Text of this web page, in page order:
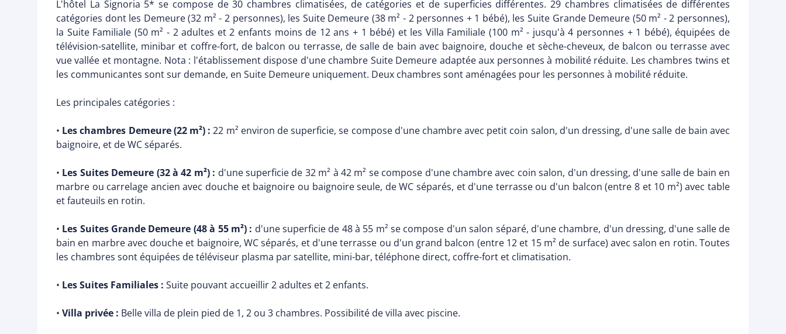
L'hôtel La Signoria 5* se compose de 30 chambres climatisées, de catégories et de superficies différentes. 29 chambres climatisées de différentes
catégories dont les Demeure (32 m² - 2 personnes), les Suite Demeure (38 m² - 2 personnes + 1 bébé), les Suite Grande Demeure (50 m² - 2 personnes),
la Suite Familiale (50 m² - 2 adultes et 2 enfants moins de 12 ans + 1 bébé) et les Villa Familiale (100 m² - jusqu'à 4 personnes + 1 bébé), équipées de
télévision-satellite, minibar et coffre-fort, de balcon ou terrasse, de salle de bain avec baignoire, douche et sèche-cheveux, de balcon ou terrasse avec
vue vallée et montagne. Nota : l'établissement dispose d'une chambre Suite Demeure adaptée aux personnes à mobilité réduite. Les chambres twins et
les communicantes sont sur demande, en Suite Demeure uniquement. Deux chambres sont aménagées pour les personnes à mobilité réduite.
Les principales catégories :
• Les chambres Demeure (22 m²) :22 m² environ de superficie, se compose d'une chambre avec petit coin salon, d'un dressing, d'une salle de bain avec
baignoire, et de WC séparés.
• Les Suites Demeure (32 à 42 m²) : d'une superficie de 32 m² à 42 m² se compose d'une chambre avec coin salon, d'un dressing, d'une salle de bain en
marbre ou carrelage ancien avec douche et baignoire ou baignoire seule, de WC séparés, et d'une terrasse ou d'un balcon (entre 8 et 10 m²) avec table
et fauteuils en rotin.
• Les Suites Grande Demeure (48 à 55 m²) : d'une superficie de 48 à 55 m² se compose d'un salon séparé, d'une chambre, d'un dressing, d'une salle de
bain en marbre avec douche et baignoire, WC séparés, et d'une terrasse ou d'un grand balcon (entre 12 et 15 m² de surface) avec salon en rotin. Toutes
les chambres sont équipées de téléviseur plasma par satellite, mini-bar, téléphone direct, coffre-fort et climatisation.
• Les Suites Familiales : Suite pouvant accueillir 2 adultes et 2 enfants.
• Villa privée : Belle villa de plein pied de 1, 2 ou 3 chambres. Possibilité de villa avec piscine.